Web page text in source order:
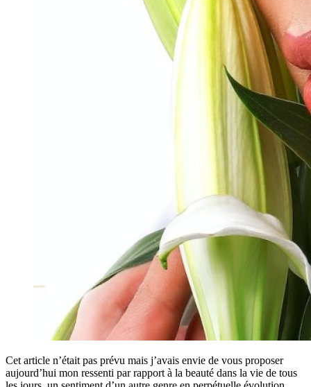
Cet article n’était pas prévu mais j’avais envie de vous proposer
aujourd’hui mon ressenti par rapport à la beauté dans la vie de tous